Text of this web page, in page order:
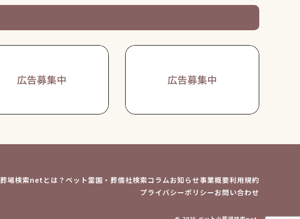
場検索netとは？ ペット霊園・葬儀社検索コラムお知らせ事業概要利用規約
プライバシーポリシーお問い合わせ